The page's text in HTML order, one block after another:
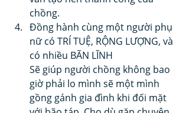
chồng.
Đồng hành cùng một người phụ
nữ có TRÍ TUỆ, RỘNG LƯỢNG, và
có nhiều BÃN LĨNH
Sẽ giúp người chồng không bao
giờ phải lo mình sẽ một mình
gồng gánh gia đình khi đối mặt